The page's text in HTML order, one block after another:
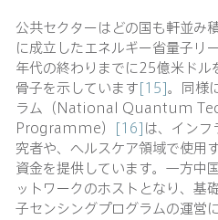
公共セクターはどの国も軒並み
に成立したエネルギー省量子リ
年代の終わりまでに25億米ドル
骨子を示しています[15]。同様
ラム（National Quantum
Programme） [16]は、イン
究者や、ヘルスケア領域で使用
資金を提供しています。一方中
ットワークのホストとなり、基
子センシングプログラムの運営